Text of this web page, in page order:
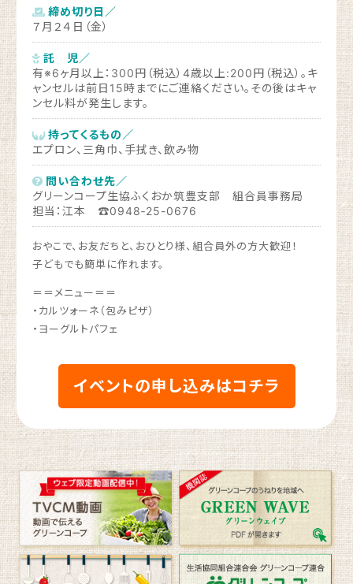
締め切り日／
７月２４日（金）
託 児／
有※6ヶ月以上：300円（税込）4歳以上:200円（税込）。キ
ャンセルは前日15時までにご連絡ください。その後はキャ
ンセル料が発生します。
持ってくるもの／
エプロン、三角巾、手拭き、飲み物
問い合わせ先／
グリーンコープ生協ふくおか筑豊支部 組合員事務局
担当：江本 ☎0948‐25-0676
おやこで、お友だちと、おひとり様、組合員外の方大歓迎！
子どもでも簡単に作れます。
＝＝メニュー＝＝
・カルツォーネ（包みピザ）
・ヨーグルトパフェ
イベントの申し込みはコチラ